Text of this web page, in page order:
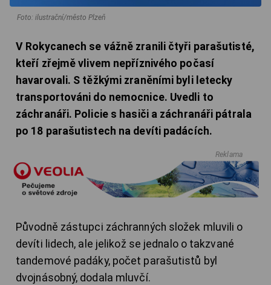
Foto: ilustrační/město Plzeň
V Rokycanech se vážně zranili čtyři parašutisté,
kteří zřejmě vlivem nepříznivého počasí
havarovali. S těžkými zraněními byli letecky
transportováni do nemocnice. Uvedli to
záchranáři. Policie s hasiči a záchranáři pátrala
po 18 parašutistech na devíti padácích.
Reklama
Původně zástupci záchranných složek mluvili o
devíti lidech, ale jelikož se jednalo o takzvané
tandemové padáky, počet parašutistů byl
dvojnásobný, dodala mluvčí.